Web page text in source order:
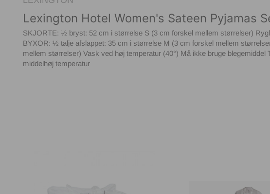
Lexington Hotel Women's Sateen Pyjamas
SKJORTE: ½ bryst: 52 cm i størrelse S (3 cm forskel mellem størrelser)
BYXOR: ½ talje afslappet: 35 cm i størrelse M (3 cm forskel mellem
mellem størrelser) Vask ved høj temperatur (40°) Må ikke bruge
middelhøj temperatur